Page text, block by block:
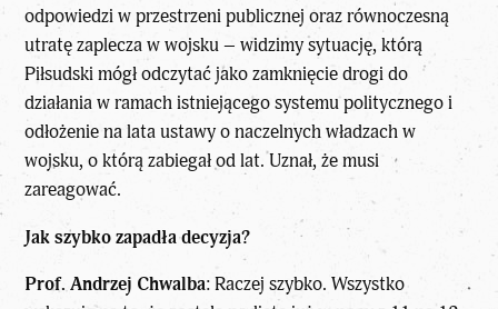
odpowiedzi w przestrzeni publicznej oraz równoczesną
utratę zaplecza w wojsku – widzimy sytuację, którą
Piłsudski mógł odczytać jako zamknięcie drogi do
działania w ramach istniejącego systemu politycznego i
odłożenie na lata ustawy o naczelnych władzach w
wojsku, o którą zabiegał od lat. Uznał, że musi
zareagować.
Jak szybko zapadła decyzja?
Prof. Andrzej Chwalba: Raczej szybko. Wszystko